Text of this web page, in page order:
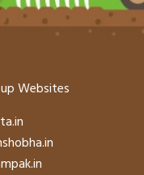
Websites